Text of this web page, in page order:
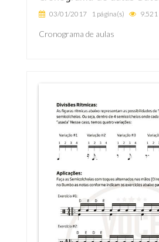
03/01/2017 1 página(s) 9.521
Cronograma de aulas